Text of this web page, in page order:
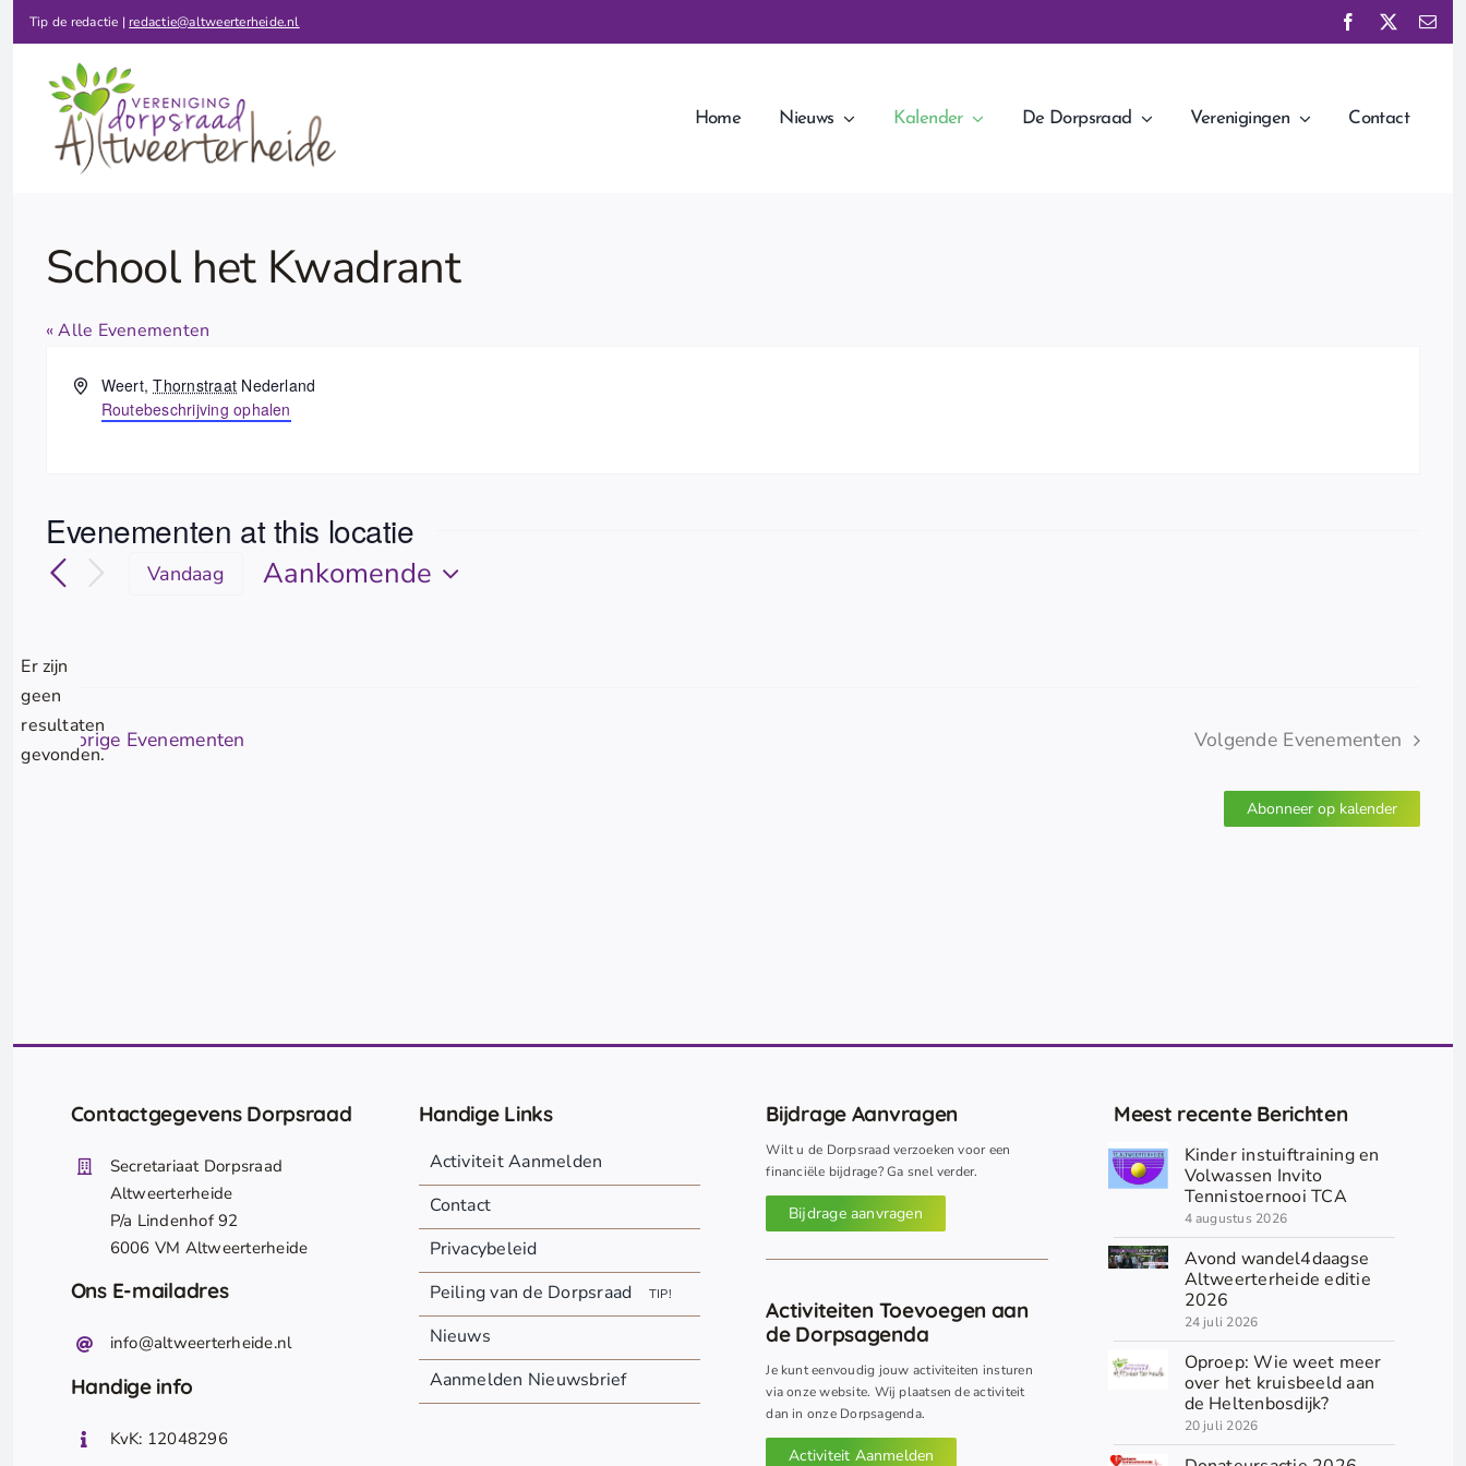
naar
Tip de redactie | redactie@altweerterheide.nl
Home Nieuws Kalender De Dorpsraad Verenigingen Contact
School het Kwadrant
« Alle Evenementen
AdresWeert, Thornstraat Nederland
Routebeschrijving ophalen
Evenementen at this locatie
Bericht
Er zijn
geen
resultaten
gevonden.
Vandaag
Aankomende
Vorige Evenementen Volgende Evenementen
Abonneer op kalender
Contactgegevens Dorpsraad
Secretariaat Dorpsraad
Altweerterheide
P/a Lindenhof 92
6006 VM Altweerterheide
Ons E-mailadres
info@altweerterheide.nl
Handige info
KvK: 12048296
Handige Links
Activiteit Aanmelden
Contact
Privacybeleid
Peiling van de Dorpsraad
TIP!
Nieuws
Aanmelden Nieuwsbrief
Bijdrage Aanvragen
Wilt u de Dorpsraad verzoeken voor een
financiële bijdrage? Ga snel verder.
Bijdrage aanvragen
Activiteiten Toevoegen aan
de Dorpsagenda
Je kunt eenvoudig jouw activiteiten insturen
via onze website. Wij plaatsen de activiteit
dan in onze Dorpsagenda.
Activiteit Aanmelden
Meest recente Berichten
Kinder instuiftraining en
Volwassen Invito
Tennistoernooi TCA
4 augustus 2026
Avond wandel4daagse
Altweerterheide editie
2026
24 juli 2026
Oproep: Wie weet meer
over het kruisbeeld aan
de Heltenbosdijk?
20 juli 2026